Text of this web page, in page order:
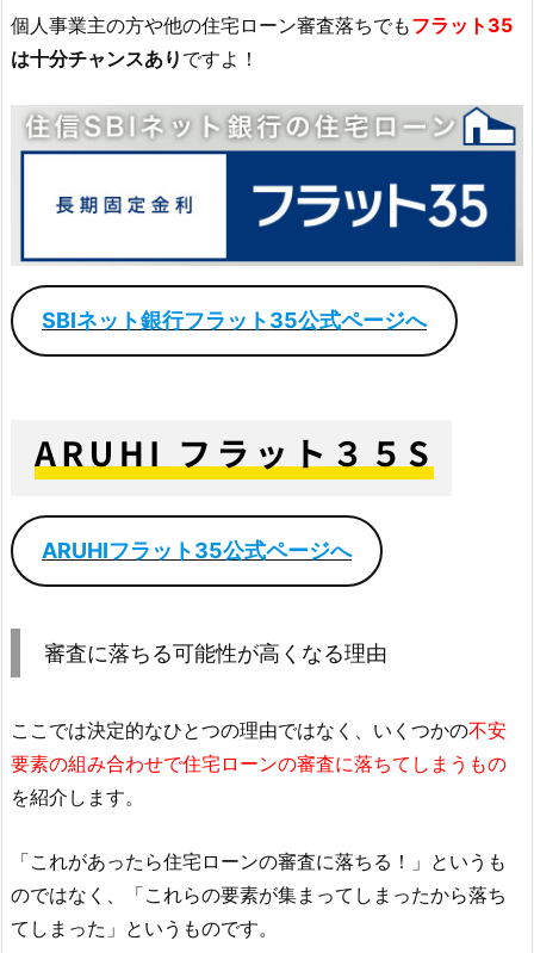
個人事業主の方や他の住宅ローン審査落ちでもフラット35
は十分チャンスあり ですよ！
SBIネット銀行フラット35公式ページへ
ARUHIフラット35公式ページへ
審査に落ちる可能性が高くなる理由
ここでは決定的なひとつの理由ではなく、いくつかの不安
要素の組み合わせで住宅ローンの審査に落ちてしまうもの
を紹介します。
「これがあったら住宅ローンの審査に落ちる！」というも
のではなく、「これらの要素が集まってしまったから落ち
てしまった」というものです。